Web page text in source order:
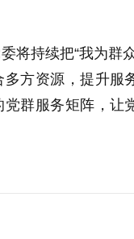
将持续把“我为群
方资源，提升服
群服务矩阵，让